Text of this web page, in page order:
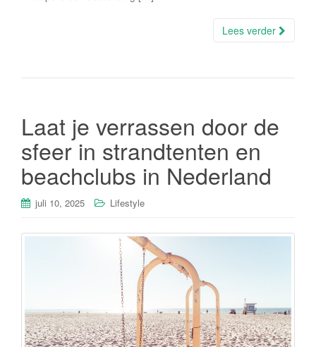
Lees verder
Laat je verrassen door de
sfeer in strandtenten en
beachclubs in Nederland
juli 10, 2025 Lifestyle